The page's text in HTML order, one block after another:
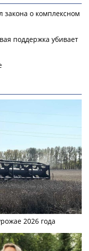
закона о комплексном
поддержка убивает
2026 года